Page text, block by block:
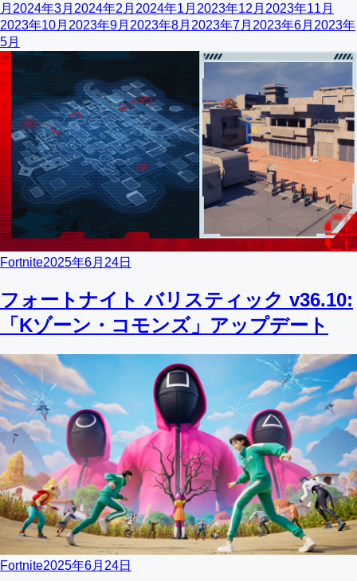
月 2024年3月 2024年2月 2024年1月 2023年12月 2023年11月
2023年10月 2023年9月 2023年8月 2023年7月 2023年6月 2023年
5月
Fortnite2025年6月24日
フォートナイト バリスティック v36.10:
「Kゾーン・コモンズ」アップデート
Fortnite2025年6月24日